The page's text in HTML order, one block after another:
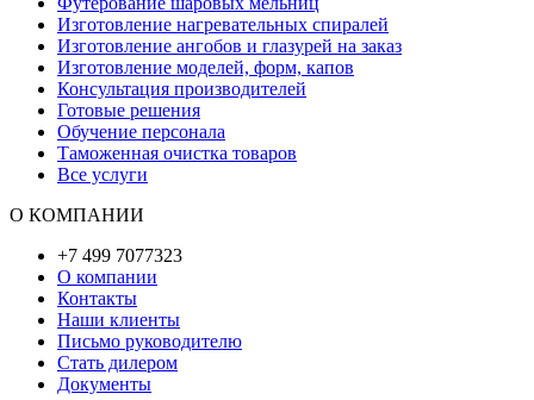
Изготовление нагревательных спиралей
Изготовление ангобов и глазурей на заказ
Изготовление моделей, форм, капов
Консультация производителей
Готовые решения
Обучение персонала
Таможенная очистка товаров
Все услуги
О КОМПАНИИ
+7 499 7077323
О компании
Контакты
Наши клиенты
Письмо руководителю
Стать дилером
Документы